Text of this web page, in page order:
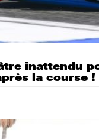
inattendu
la course !